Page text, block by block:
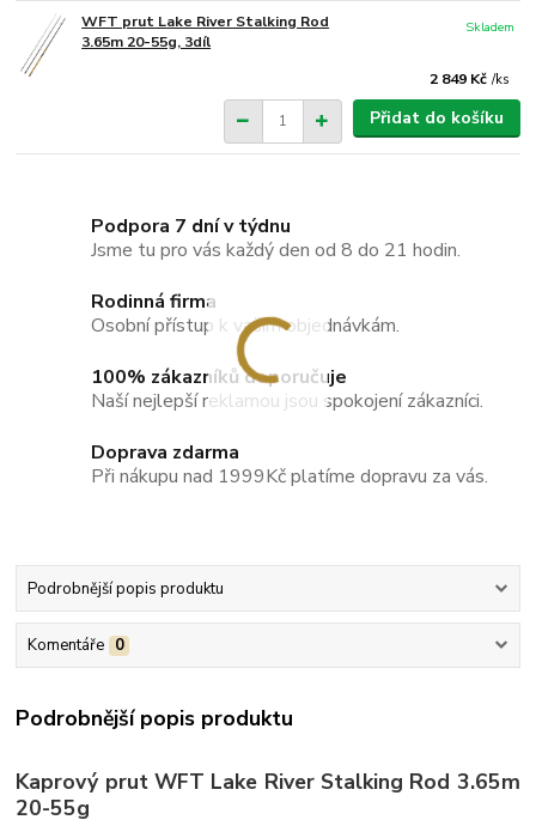
WFT prut Lake River Stalking Rod
3.65m 20-55g, 3díl
2 849 Kč /ks
Skladem
Přidat do košíku
Podpora 7 dní v týdnu
Jsme tu pro vás každý den od 8 do 21 hodin.
Rodinná firma
Osobní přístup k vašim objednávkám.
100% zákazníků doporučuje
Naší nejlepší reklamou jsou spokojení zákazníci.
Doprava zdarma
Při nákupu nad 1999Kč platíme dopravu za vás.
Podrobnější popis produktu
Komentáře 0
Podrobnější popis produktu
Kaprový prut WFT Lake River Stalking Rod 3.65m
20-55g